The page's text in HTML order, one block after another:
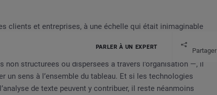
PARLER À UN EXPERT Partager
clients et entreprises, à une échelle qui était inimaginable
structurées ou dispersées à travers l’organisation —, il
un sens à l’ensemble du tableau. Et si les technologies
de texte peuvent y contribuer, il reste néanmoins